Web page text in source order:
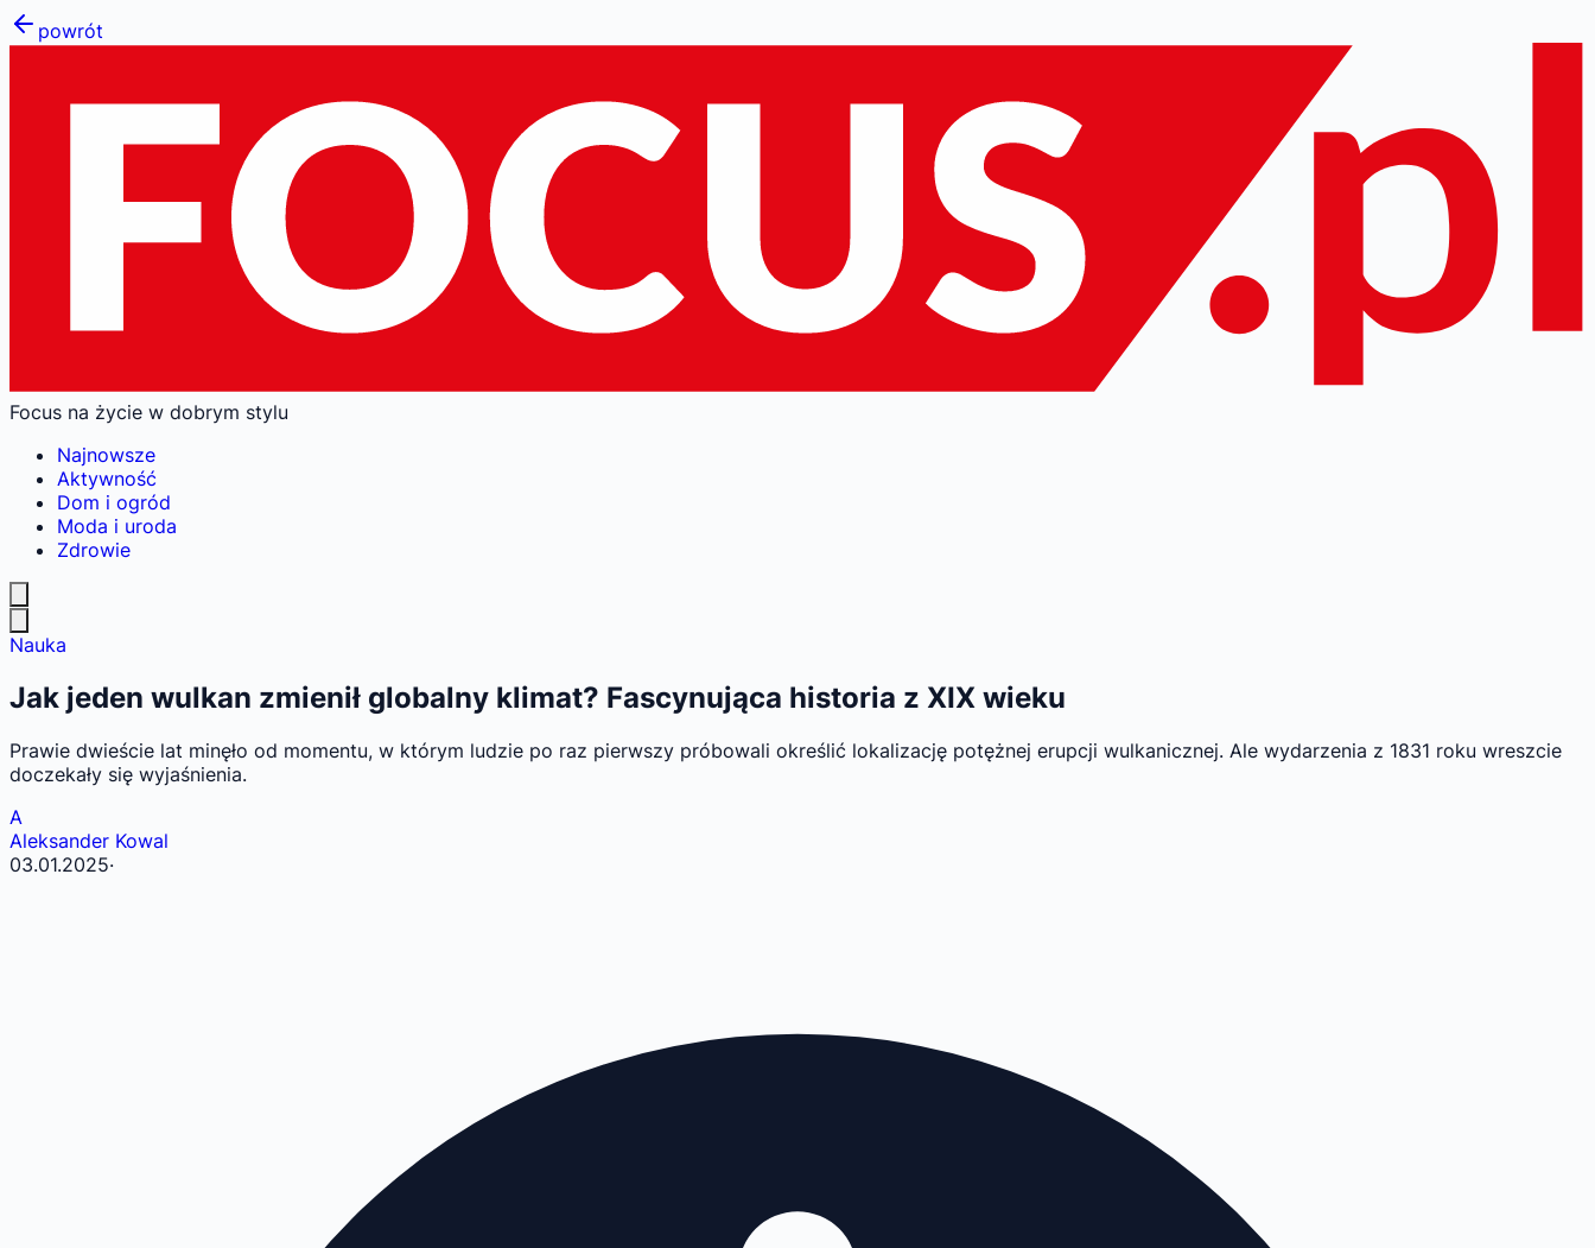
powrót
Focus na życie w dobrym stylu
Najnowsze
Aktywność
Dom i ogród
Moda i uroda
Zdrowie
Nauka
Jak jeden wulkan zmienił globalny klimat? Fascynująca historia z XIX wieku
Prawie dwieście lat minęło od momentu, w którym ludzie po raz pierwszy próbowali określić lokalizację potężnej erupcji wulkanicznej. Ale wydarzenia z 1831 roku wreszcie
doczekały się wyjaśnienia.
A
Aleksander Kowal
03.01.2025·